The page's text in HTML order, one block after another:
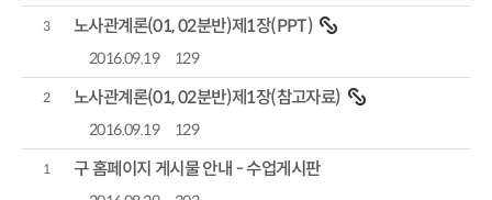
3 노사관계론(01, 02분반)제1장(PPT)
2016.09.19 129
2 노사관계론(01, 02분반)제1장(참고자료)
2016.09.19 129
1 구 홈페이지 게시물 안내 - 수업게시판